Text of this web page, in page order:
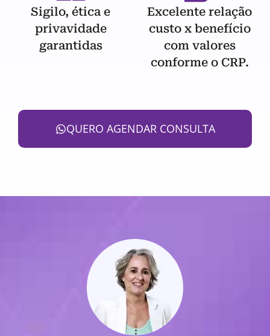
Sigilo, ética e
privavidade
garantidas
Excelente relação
custo x benefício
com valores
conforme o CRP.
QUERO AGENDAR CONSULTA